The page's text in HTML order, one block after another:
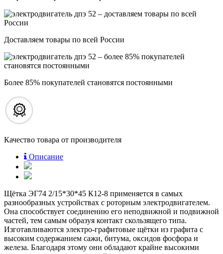
Доставляем товары по всей России
Более 85% покупателей становятся постоянными
Качество товара от производителя
Описание
Щётка ЭГ74 2/15*30*45 К12-8 применяется в самых
разнообразных устройствах с роторным электродвигателем.
Она способствует соединению его неподвижной и подвижной
частей, тем самым образуя контакт скользящего типа.
Изготавливаются электро-графитовые щётки из графита с
высоким содержанием сажи, битума, оксидов фосфора и
железа. Благодаря этому они обладают крайне высокими